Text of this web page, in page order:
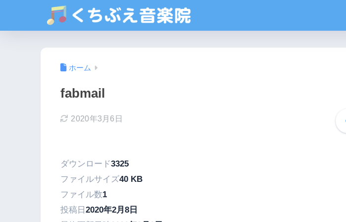
ホーム
fabmail
2020年3月6日
ダウンロード3325
ファイルサイズ40 KB
ファイル数1
投稿日 2020年2月8日